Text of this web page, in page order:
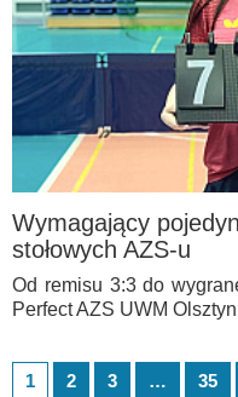
Wymagający
stołowych AZS-u
Od remisu 3:3 do
Perfect AZS UWM
1 2 3 … 35